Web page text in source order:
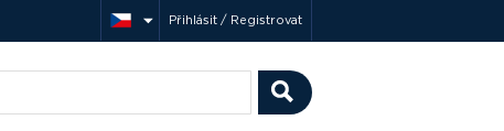
Přihlásit / Registrovat